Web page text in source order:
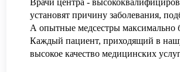
Врачи центра -
установят причину заболевания,
А опытные медсестры максимально
Каждый пациент, приходящий в
высокое качество медицинских